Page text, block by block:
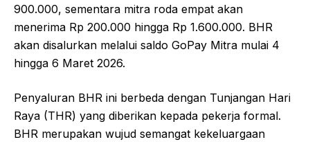
900.000, sementara mitra roda empat akan
menerima Rp 200.000 hingga Rp 1.600.000. BHR
akan disalurkan melalui saldo GoPay Mitra mulai 4
hingga 6 Maret 2026.
Penyaluran BHR ini berbeda dengan Tunjangan Hari
Raya (THR) yang diberikan kepada pekerja formal.
BHR merupakan wujud semangat kekeluargaan